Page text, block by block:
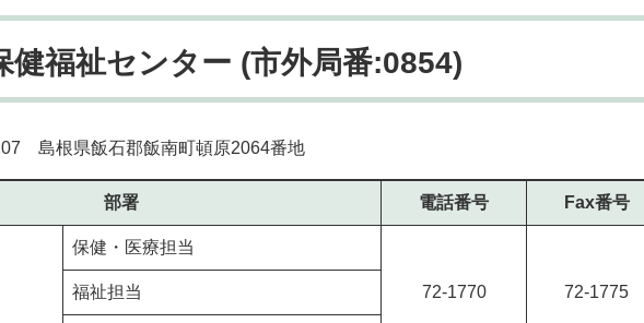
健福祉センター (市外局番:0854)
島根県飯石郡飯南町頓原2064番地
部署 電話番号 Fax番号
保健・医療担当
72-1770 72-1775
福祉担当